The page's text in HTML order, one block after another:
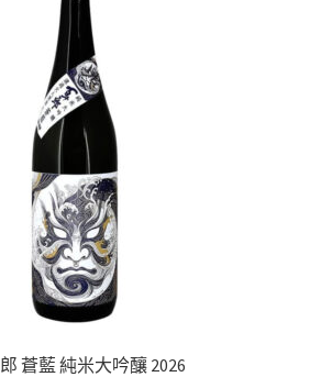
蒼藍 純米大吟釀 2026